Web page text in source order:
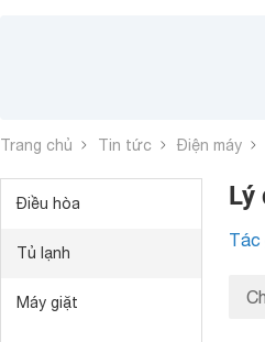
Trang chủ Tin tức Điện máy
Điều hòa
Tủ lạnh
Máy giặt
Lý
Tác